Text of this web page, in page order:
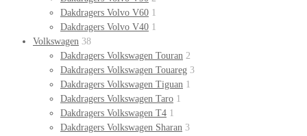
Dakdragers Volvo V60 1
Dakdragers Volvo V40 1
Volkswagen 38
Dakdragers Volkswagen Touran 2
Dakdragers Volkswagen Touareg 3
Dakdragers Volkswagen Tiguan 1
Dakdragers Volkswagen Taro 1
Dakdragers Volkswagen T4 1
Dakdragers Volkswagen Sharan 3